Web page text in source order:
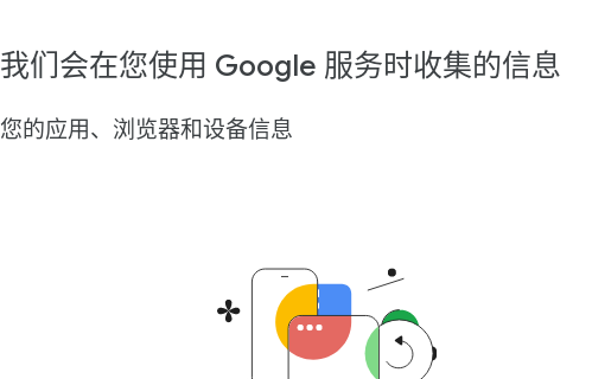
我们会在您使用 Google 服务时收集的信息
您的应用、浏览器和设备信息